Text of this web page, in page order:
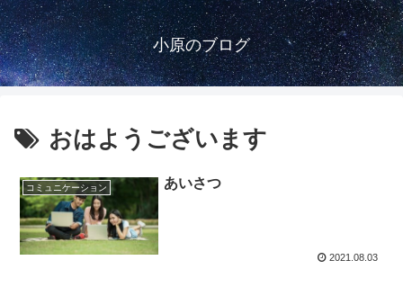
小原のブログ
おはようございます
コミュニケーション あいさつ
2021.08.03